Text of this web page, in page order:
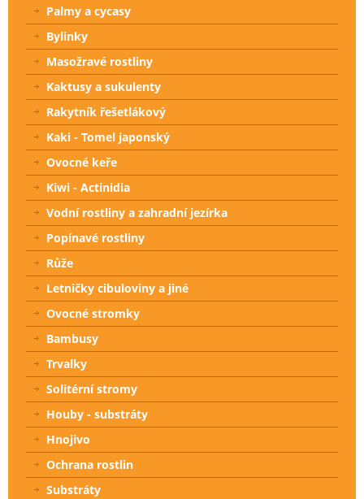
Palmy a cycasy
Bylinky
Masožravé rostliny
Kaktusy a sukulenty
Rakytník řešetlákový
Kaki - Tomel japonský
Ovocné keře
Kiwi - Actinidia
Vodní rostliny a zahradní jezírka
Popínavé rostliny
Růže
Letničky cibuloviny a jiné
Ovocné stromky
Bambusy
Trvalky
Solitérní stromy
Houby - substráty
Hnojivo
Ochrana rostlin
Substráty